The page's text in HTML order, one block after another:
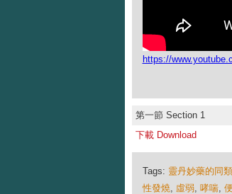
https://
第一節 Section 1
下載 Download
Tags: 靈丹妙藥的同
性發燒, 虛弱, 哮喘,